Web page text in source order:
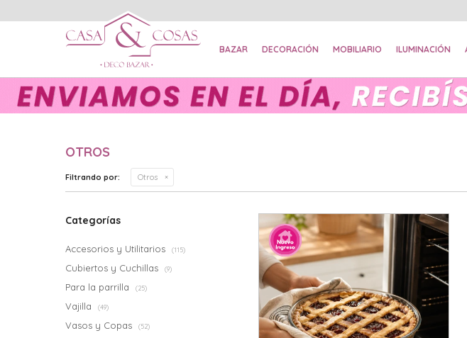
BAZAR DECORACIÓN MOBILIARIO ILUMINACIÓN
OTROS
Filtrando por: Otros
Categorías
Accesorios y Utilitarios (115)
Cubiertos y Cuchillas (9)
Para la parrilla (25)
Vajilla (49)
Vasos y Copas (52)